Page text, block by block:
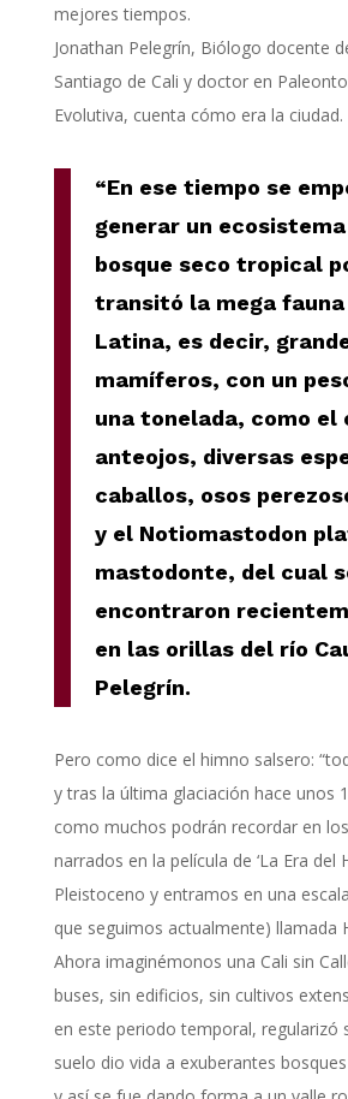
mejores tiempos.
Jonathan Pelegrín, Biólogo docente
Santiago de Cali y doctor en
Evolutiva, cuenta cómo era la ciudad.
“En ese tiempo se
generar un
bosque seco tropical
transitó la mega fauna
Latina, es decir,
mamíferos, con un
una tonelada, como el
anteojos, diversas
caballos, osos
y el Notiomastodon
mastodonte, del cual
encontraron
en las orillas del río
Pelegrín.
Pero como dice el himno salsero:
y tras la última glaciación hace unos
como muchos podrán recordar en
narrados en la película de ‘La Era del
Pleistoceno y entramos en una
que seguimos actualmente) llamada
Ahora imaginémonos una Cali sin
buses, sin edificios, sin cultivos
en este periodo temporal, regularizó
suelo dio vida a exuberantes